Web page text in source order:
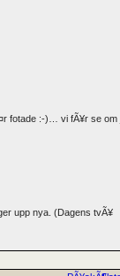
fotade :-)… vi fÃ¥r se om
upp nya. (Dagens tvÃ¥